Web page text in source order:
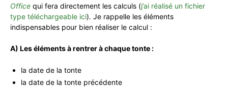
Office qui fera directement les calculs (j’ai réalisé un fichier
type téléchargeable ici). Je rappelle les éléments
indispensables pour bien réaliser le calcul :
A) Les éléments à rentrer à chaque tonte :
la date de la tonte
la date de la tonte précédente